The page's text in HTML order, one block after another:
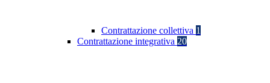
Contrattazione collettiva 1
Contrattazione integrativa 20